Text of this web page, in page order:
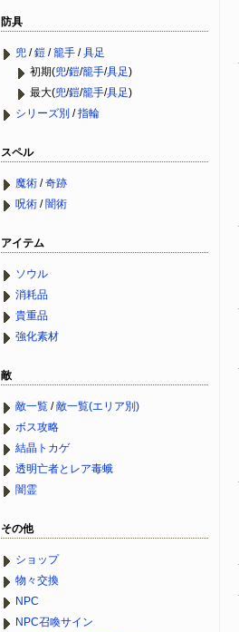
防具
兜 /鎧 /籠手 /具足
初期(兜/鎧/籠手/具足)
最大(兜/鎧/籠手/具足)
シリーズ別 /指輪
スペル
魔術 /奇跡
呪術 / 闇術
アイテム
ソウル
消耗品
貴重品
強化素材
敵
敵一覧 /敵一覧(エリア別)
ボス攻略
結晶トカゲ
透明亡者とレア毒蛾
闇霊
その他
ショップ
物々交換
NPC
NPC召喚サイン